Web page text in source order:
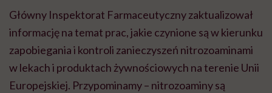
Główny Inspektorat Farmaceutyczny zaktualizował
informację na temat prac, jakie czynione są w kierunku
zapobiegania i kontroli zanieczyszeń nitrozoaminami
w lekach i produktach żywnościowych na terenie Unii
Europejskiej. Przypominamy – nitrozoaminy są